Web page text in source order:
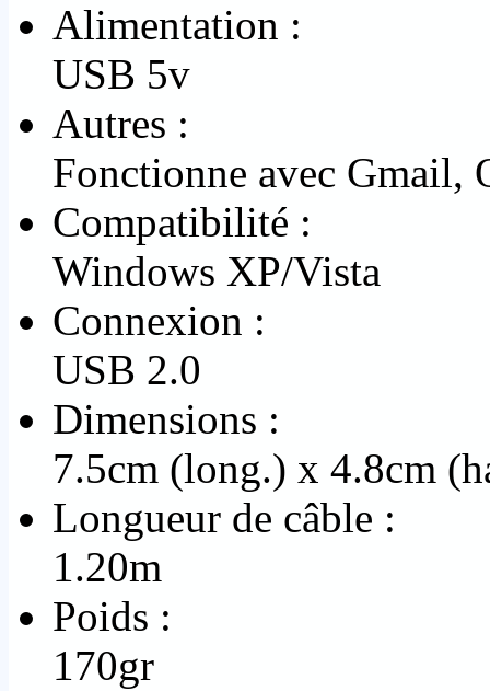
Alimentation :
USB 5v
Autres :
Fonctionne avec Gmail,
Compatibilité :
Windows XP/Vista
Connexion :
USB 2.0
Dimensions :
7.5cm (long.) x 4.8cm
Longueur de câble :
1.20m
Poids :
170gr